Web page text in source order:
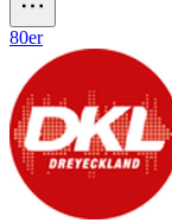
80er